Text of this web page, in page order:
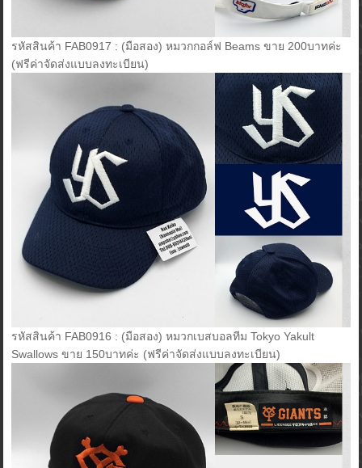
รหัสสินค้า FAB0917 : (มือสอง) หมวกกอล์ฟ Beams ขาย 200บาทค่ะ
(ฟรีค่าจัดส่งแบบลงทะเบียน)
รหัสสินค้า FAB0916 : (มือสอง) หมวกเบสบอลทีม Tokyo Yakult
Swallows ขาย 150บาทค่ะ (ฟรีค่าจัดส่งแบบลงทะเบียน)